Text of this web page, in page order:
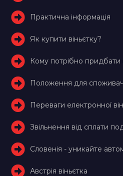
Практична інформація
Як купити віньєтку?
Кому потрібно придбати
Положення для
Переваги електронної
Звільнення від сплати
Словенія - уникайте
Австрія віньєтка